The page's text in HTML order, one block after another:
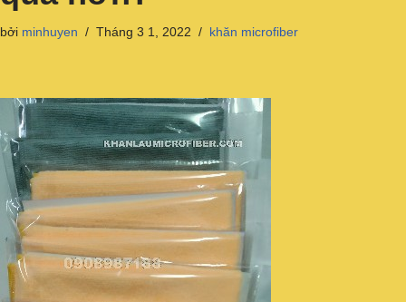
bởi minhuyen Tháng 3 1, 2022 khăn microfiber